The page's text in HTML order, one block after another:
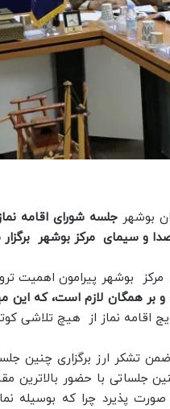
بوشهر جلسه شورای اقامه
بوشهر پیرامون اهمیت
همگان لازم است، که این
اقامه نماز از هیچ تلاشی
تشکر ارز برگزاری چنین
جلساتی با حضور بالاترین
پذیرد چرا که بوسیله